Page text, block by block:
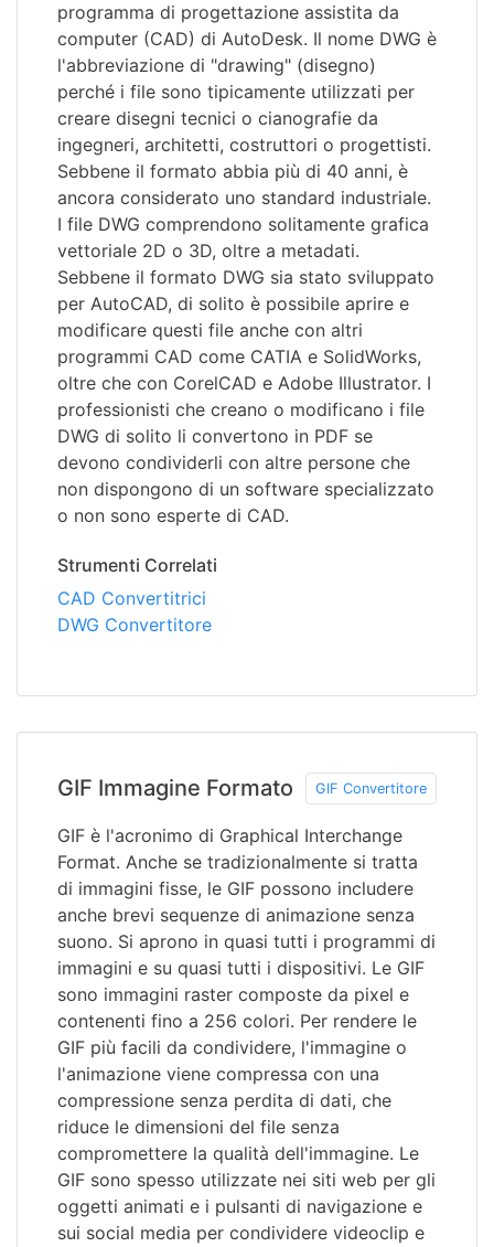
programma di progettazione assistita da
computer (CAD) di AutoDesk. Il nome DWG è
l'abbreviazione di "drawing" (disegno)
perché i file sono tipicamente utilizzati per
creare disegni tecnici o cianografie da
ingegneri, architetti, costruttori o progettisti.
Sebbene il formato abbia più di 40 anni, è
ancora considerato uno standard industriale.
I file DWG comprendono solitamente grafica
vettoriale 2D o 3D, oltre a metadati.
Sebbene il formato DWG sia stato sviluppato
per AutoCAD, di solito è possibile aprire e
modificare questi file anche con altri
programmi CAD come CATIA e SolidWorks,
oltre che con CorelCAD e Adobe Illustrator. I
professionisti che creano o modificano i file
DWG di solito li convertono in PDF se
devono condividerli con altre persone che
non dispongono di un software specializzato
o non sono esperte di CAD.
Strumenti Correlati
CAD Convertitrici
DWG Convertitore
GIF Immagine Formato GIF Convertitore
GIF è l'acronimo di Graphical Interchange
Format. Anche se tradizionalmente si tratta
di immagini fisse, le GIF possono includere
anche brevi sequenze di animazione senza
suono. Si aprono in quasi tutti i programmi di
immagini e su quasi tutti i dispositivi. Le GIF
sono immagini raster composte da pixel e
contenenti fino a 256 colori. Per rendere le
GIF più facili da condividere, l'immagine o
l'animazione viene compressa con una
compressione senza perdita di dati, che
riduce le dimensioni del file senza
compromettere la qualità dell'immagine. Le
GIF sono spesso utilizzate nei siti web per gli
oggetti animati e i pulsanti di navigazione e
sui social media per condividere videoclip e